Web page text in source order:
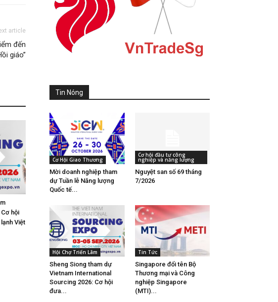
article
đến
giáo”
hội
Việt
Tin Nóng
Cơ Hội Giao Thương
Mời doanh nghiệp tham
dự Tuần lễ Năng lượng
Quốc tế...
Cơ hội đầu tư công
nghiệp và năng lượng
Nguyệt san số 69 tháng
7/2026
Hội Chợ Triển Lãm
Sheng Siong tham dự
Vietnam International
Sourcing 2026: Cơ hội
đưa...
Tin Tức
Singapore đổi tên Bộ
Thương mại và Công
nghiệp Singapore
(MTI)...